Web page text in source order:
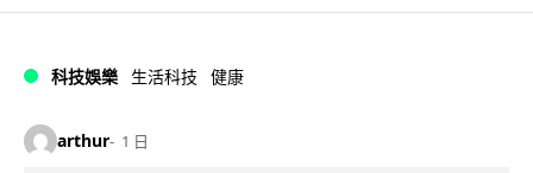
科技娛樂 生活科技 健康
arthur 1 日